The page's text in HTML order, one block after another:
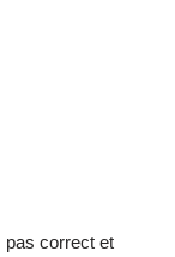
pas correct et